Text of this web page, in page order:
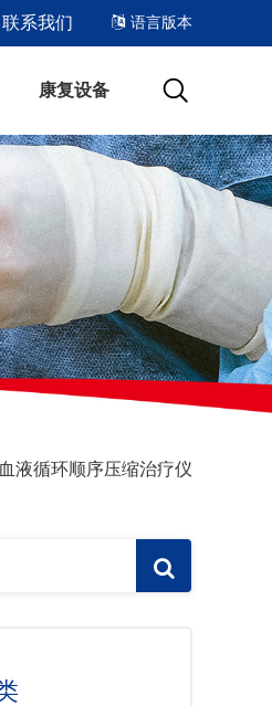
联系我们 语言版本
康复设备
液循环顺序压缩治疗仪